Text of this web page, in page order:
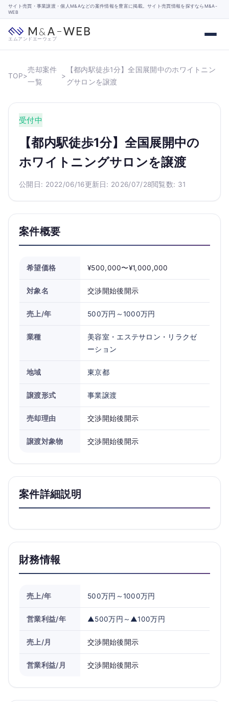
サイト売買・事業譲渡・個人M&Aなどの案件情報を豊富に掲載。サイト売買情報を探すならM&A-
WEB
エムアンドエーウェブ
TOP>
売却案件
一覧
>
【都内駅徒歩1分】全国展開中のホワイトニン
グサロンを譲渡
受付中
【都内駅徒歩1分】全国展開中の
ホワイトニングサロンを譲渡
公開日: 2022/06/16更新日: 2026/07/28閲覧数: 31
案件概要
希望価格 ¥500,000〜¥1,000,000
対象名 交渉開始後開示
売上/年 500万円～1000万円
業種
美容室・エステサロン・リラクゼ
ーション
地域 東京都
譲渡形式 事業譲渡
売却理由 交渉開始後開示
譲渡対象物 交渉開始後開示
案件詳細説明
財務情報
売上/年 500万円～1000万円
営業利益/年 ▲500万円～▲100万円
売上/月 交渉開始後開示
営業利益/月 交渉開始後開示